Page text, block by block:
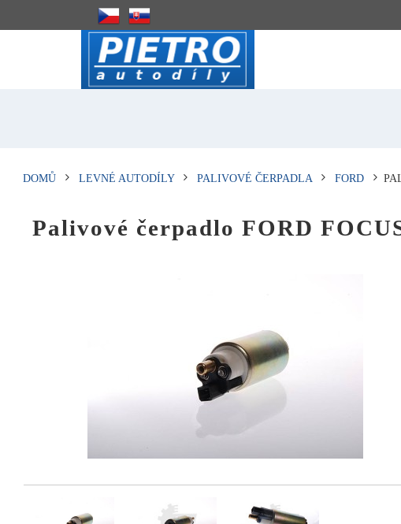
DOMŮ LEVNÉ AUTODÍLY PALIVOVÉ ČERPADLA FORD
Palivové čerpadlo FORD